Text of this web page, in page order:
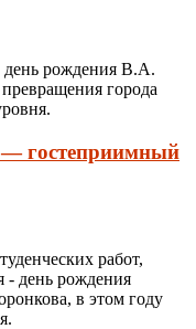
день рождения В.А.
города
гостеприимный
работ,
- день рождения
в этом году